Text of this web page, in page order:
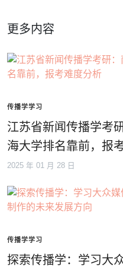
更多内容
传播学学习
江苏省新闻传播学考
海大学排名靠前，报
2025 年 01 月 28 日
传播学学习
探索传播学：学习大